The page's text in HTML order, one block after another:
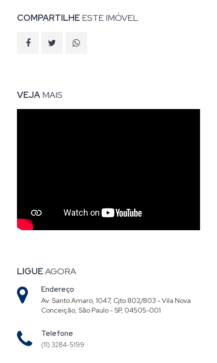
COMPARTILHE ESTE IMÓVEL
VEJA MAIS
LIGUEAGORA
Endereço
Av. Santo Amaro, 1047, Cjto 802/803 - Vila Nova
Conceição, São Paulo - SP, 04505-001
Telefone
(11) 3284-5199